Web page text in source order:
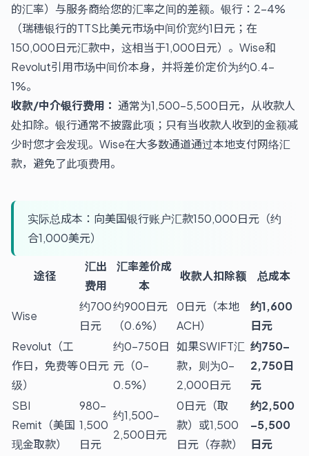
的汇率）与服务商给您的汇率之间的差额。银行：2–4%
（瑞穗银行的TTS比美元市场中间价宽约1日元；在
150,000日元汇款中，这相当于1,000日元）。Wise和
Revolut引用市场中间价本身，并将差价定价为约0.4–
1%。
收款/中介银行费用： 通常为1,500–5,500日元，从收款人
处扣除。银行通常不披露此项；只有当收款人收到的金额减
少时您才会发现。Wise在大多数通道通过本地支付网络汇
款，避免了此项费用。
实际总成本：向美国银行账户汇款150,000日元（约
合1,000美元）
途径
汇出
费用
汇率差价成
本
收款人扣除额 总成本
Wise
约700
日元
约900日元
（0.6%）
0日元（本地
ACH）
约1,600
日元
Revolut（工
作日，免费等
级）
0日元
约0–750日
元（0–
0.5%）
如果SWIFT汇
款，则为0–
2,000日元
约750–
2,750日
元
SBI
Remit（美国
现金取款）
980–
1,500
日元
约1,500–
2,500日元
0日元（取
款）或1,500
日元（存款）
约2,500
–5,500
日元